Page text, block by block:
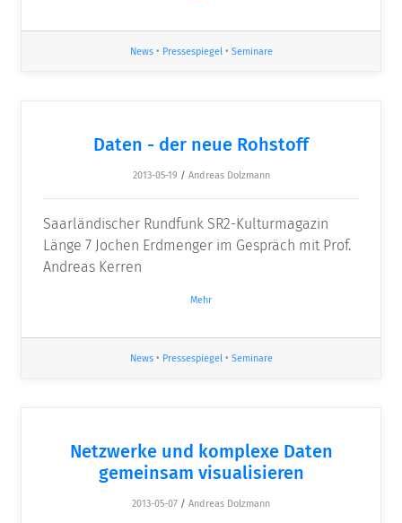
News• Pressespiegel• Seminare
Daten - der neue Rohstoff
2013-05-19 / Andreas Dolzmann
Saarländischer Rundfunk SR2-Kulturmagazin
Länge 7 Jochen Erdmenger im Gespräch mit Prof.
Andreas Kerren
Mehr
News• Pressespiegel• Seminare
Netzwerke und komplexe Daten
gemeinsam visualisieren
2013-05-07 / Andreas Dolzmann